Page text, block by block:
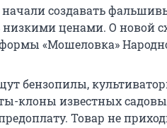
создавать
ценами. О новой
«Мошеловка»
бензопилы,
клоны известных
Товар не